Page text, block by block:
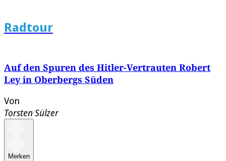
Radtour
Auf den Spuren des Hitler-Vertrauten Robert
Ley in Oberbergs Süden
Von
Torsten Sülzer
Merken